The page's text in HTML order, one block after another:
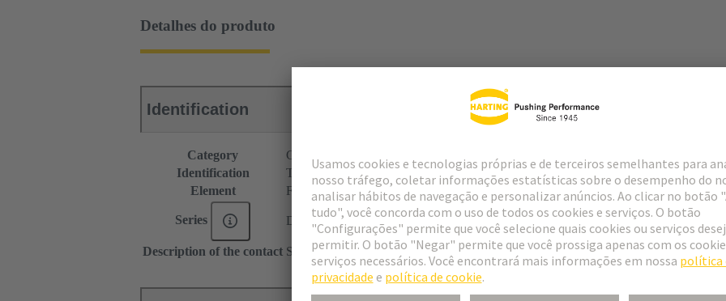
Detalhes do produto
Identification
Category
Connectors
Identification
Type F
Element
Female connector
Series DIN 41612
Description of the contact Straight